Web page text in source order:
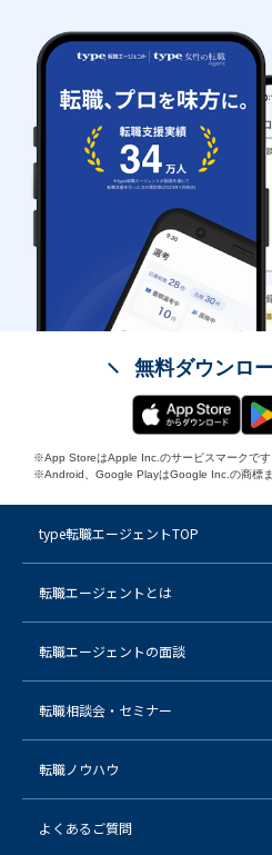
無料ダウンロ
※App StoreはApple Inc.のサービスマークです
※Android、Google PlayはGoogle Inc.の商標ま
type転職エージェントTOP
転職エージェントとは
転職エージェントの面談
転職相談会・セミナー
転職ノウハウ
よくあるご質問